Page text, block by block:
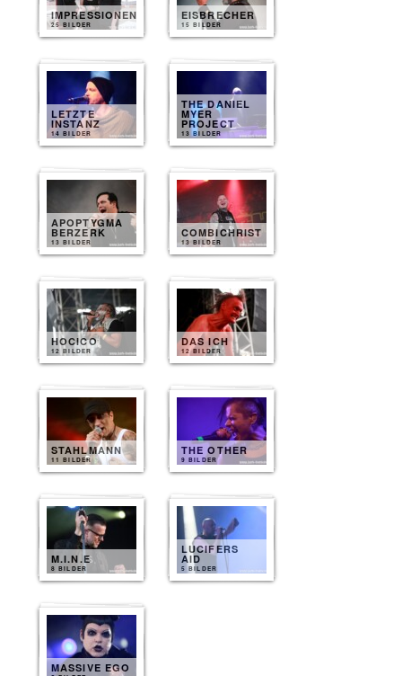
IMPRESSIONEN
25 BILDER
EISBRECHER
15 BILDER
LETZTE
INSTANZ
14 BILDER
THE DANIEL
MYER
PROJECT
13 BILDER
APOPTYGMA
BERZERK
13 BILDER
COMBICHRIST
13 BILDER
HOCICO
12 BILDER
DAS ICH
12 BILDER
STAHLMANN
11 BILDER
THE OTHER
9 BILDER
M.I.N.E
8 BILDER
LUCIFERS
AID
5 BILDER
MASSIVE EGO